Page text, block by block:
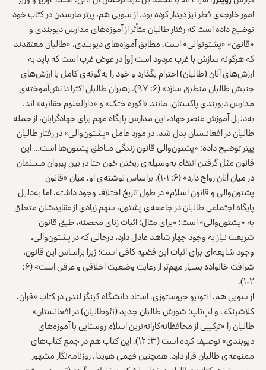
امور خارجه‌ی قطر نیز دیدار کرده بود. از سویی هم، پیتر مارسدن در کتاب خود
توضیح داده است که رفتار طالبان متأثر از آموزه‌های مدارس دیوبندی و
«قانون» «پشتونوالی» است. مطابق آموزه‌های دیوبندی، «طالبان معتقدند
که هرگونه سازش با غرب مردود است [و] در عوض غرب است که باید به
ارزش‌های آنان (طالبان) احترام بگذارد و خود را به‌گونه‌ی کامل با ارزش‌های
جنبش طالبان منطبق سازد» (۶: ۹۷). رهبران طالبان اکثرا دانش‌آموخته‌ی
مدارس دیوبندی پاکستان، مانند «اکوره ختک» و «دارالعلوم حقانیه» اند.
به‌دلیل آموزشعنصر جهاد، این مدارس پایگاه مهم برای جهادگرایان، از جمله
طالبان در افغانستان بدل شد. در مورد عامل «پشتون‌والی» در رفتار طالبان
پیتر توضیح داده: «پشتون‌والی قانون زندگی مناطق پشتون‌ها است… این
قانون مثل گرفتن انتقام به‌وسیله‌ی ریختن خون حتا در بین پیروان مسلمان
در میان آنان رواج دارد» (۶: ۱۰۱). براساس نوشته‌ی او، میان «قانون
پشتون‌والی و قانون اسلام» در طول تاریخ اختلاف وجود داشته، اما به‌دلیل
پایگاه اجتماعی طالبان در جامعه‌ی پشتون، سهم زیادی از عقایدشان متعلق
به «پشتون‌والی» است: «برای مثال؛ اثبات زنای محصنه، طبق قانون
شریعت نیاز به وجود چهار شاهد عادل دارد، درحالی که در پشتون‌والی،
وجود شایعه‌ای برای اثبات این قضیه کافی است؛ زیرا براساس این قانون،
شرافت خانواده بسیار مهم‌تر از رعایت وضعیت اخلاقی و عرفی است» (۶:
۱۰۲).
از سویی هم، انتونیو جیوستوزی، استاد دانشگاه کینگز لندن در کتاب «قرآن،
کلاشینکف و لپ‌تاپ؛ شورش طالبان جدید (نئوطالبان) در افغانستان»
طالبان را «ترکیبی از محافظانه‌کارانه‌ترین اسلام روستایی با آموزه‌های
دیوبندی» توصیف کرده است (۳: ۱۲). این کتاب هم در جمع کتاب‌های
ممنوعه‌ی طالبان قرار دارد. همچنین فهمی هویدا، روزنامه‌نگار مشهور